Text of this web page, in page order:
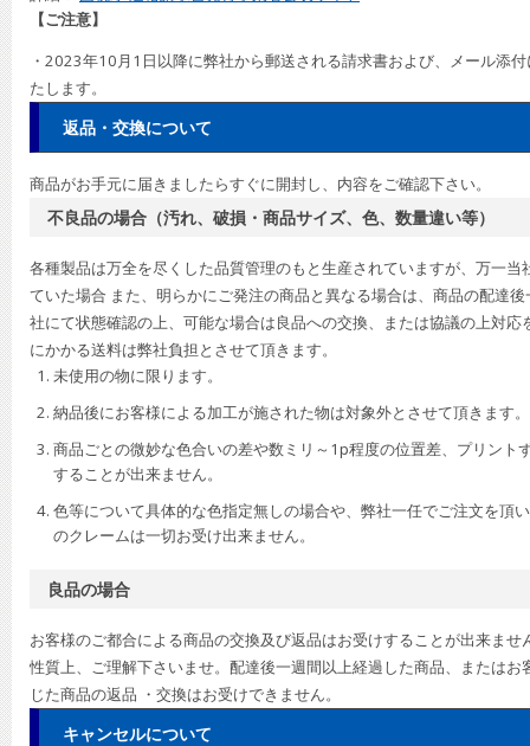
【ご注意】
・2023年10月1日以降に弊社から郵送される請求書および、メール添
たします。
返品・交換について
商品がお手元に届きましたらすぐに開封し、内容をご確認下さい。
不良品の場合（汚れ、破損・商品サイズ、色、数量違い等）
各種製品は万全を尽くした品質管理のもと生産されていますが、万一
ていた場合 また、明らかにご発注の商品と異なる場合は、商品の配達
社にて状態確認の上、可能な場合は良品への交換、または協議の上対
にかかる送料は弊社負担とさせて頂きます。
未使用の物に限ります。
納品後にお客様による加工が施された物は対象外とさせて頂きます。
商品ごとの微妙な色合いの差や数ミリ～1p程度の位置差、プリント
することが出来ません。
色等について具体的な色指定無しの場合や、弊社一任でご注文を頂
のクレームは一切お受け出来ません。
良品の場合
お客様のご都合による商品の交換及び返品はお受けすることが出来ま
性質上、ご理解下さいませ。配達後一週間以上経過した商品、または
じた商品の返品 ・交換はお受けできません。
キャンセルについて